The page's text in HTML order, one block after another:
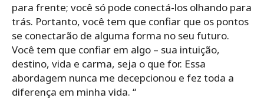
para frente; você só pode conectá-los olhando para
trás. Portanto, você tem que confiar que os pontos
se conectarão de alguma forma no seu futuro.
Você tem que confiar em algo – sua intuição,
destino, vida e carma, seja o que for. Essa
abordagem nunca me decepcionou e fez toda a
diferença em minha vida. “